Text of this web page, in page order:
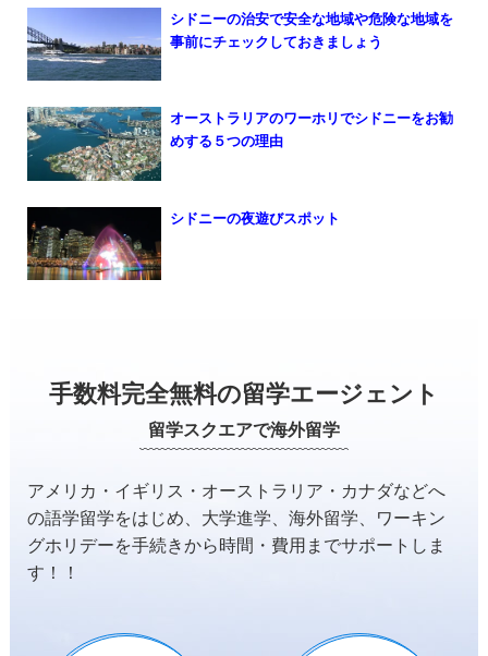
シドニーの治安で安全な地域や危険な地域を
事前にチェックしておきましょう
オーストラリアのワーホリでシドニーをお勧
めする５つの理由
シドニーの夜遊びスポット
手数料完全無料の留学エージェント
留学スクエアで海外留学
アメリカ・イギリス・オーストラリア・カナダなどへ
の語学留学をはじめ、大学進学、海外留学、ワーキン
グホリデーを手続きから時間・費用までサポートしま
す！！